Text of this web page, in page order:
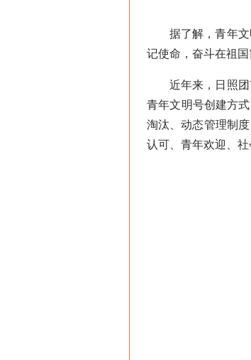
据了解，青年文明
记使命，奋斗在祖国
近年来，日照团市
青年文明号创建方
淘汰、动态管理制
认可、青年欢迎、社